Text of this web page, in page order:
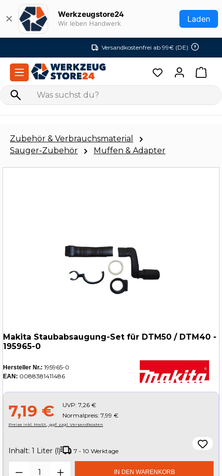
Zum Hauptinhalt springen
✕ Werkzeugstore24
Wir leben Handwerk Laden
Versandkostenfrei ab 99€ (DE)
Zubehör & Verbrauchsmaterial
Sauger-Zubehör
Muffen & Adapter
Makita Staubabsaugung-Set für DTM50 / DTM40 -
195965-0
Hersteller Nr.: 195965-0
EAN: 0088381411486
7,19 € UVP: 7,26 €
Normalpreis: 7,99 €
Preise inkl. MwSt., ggf. zzgl. Versandkosten
Inhalt: 1 Liter (l) 7 - 10 Werktage
Produkt Anzahl: Gib denIN DEN WARENKORB